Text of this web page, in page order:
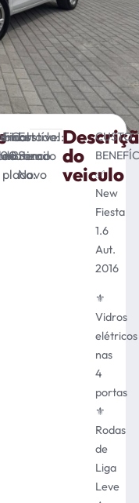
Final
da
placa:
Cor:
Branco
Estado:
Semi-
Novo
do
veiculo
CUSTO
✅
New
Fiesta
1.6
Aut.
2016
⚜️
Vidros
elétricos
nas
4
portas
⚜️
Rodas
de
Liga
Leve